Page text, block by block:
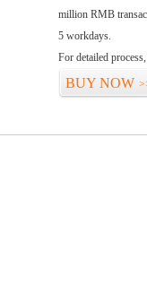
million RMB
5 workdays.
For detailed
BUY NOW